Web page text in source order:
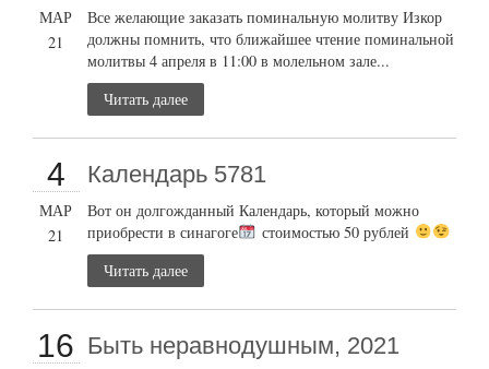
МАР
21
Все желающие заказать поминальную молитву Изкор
должны помнить, что ближайшее чтение поминальной
молитвы 4 апреля в 11:00 в молельном зале...
Читать далее
4
МАР
21
Календарь 5781
Вот он долгожданный Календарь, который можно
приобрести в синагоге
стоимостью 50 рублей
Читать далее
16 Быть неравнодушным, 2021